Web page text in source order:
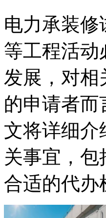
电力承装
等工程活动
发展，对相
的申请者
文将详细介
关事宜，
合适的代办